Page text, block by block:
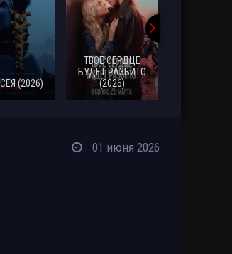
(2026)
ТВОЕ СЕРДЦЕ
БУДЕТ РАЗБИТО
(2026)
01 июня 2026